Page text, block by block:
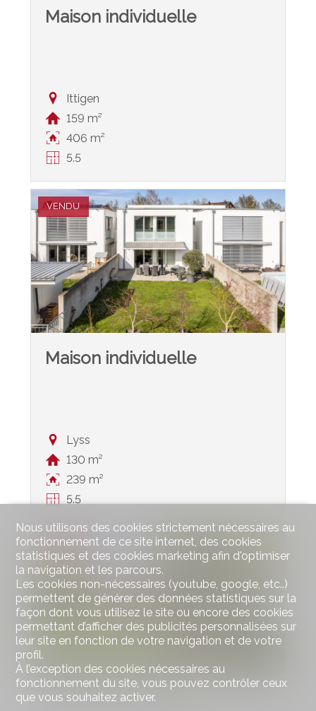
Maison individuelle
Ittigen
159 m²
406 m²
5.5
VENDU
Maison individuelle
Lyss
130 m²
239 m²
5.5
VENDU
Maison individuelle
Nous utilisons des cookies strictement nécessaires au
fonctionnement de ce site internet, des cookies
statistiques et des cookies marketing afin d'optimiser
la navigation et les parcours.
Les cookies non-nécessaires (youtube, google, etc..)
permettent de générer des données statistiques sur la
façon dont vous utilisez le site ou encore des cookies
permettant d’afficher des publicités personnalisées sur
leur site en fonction de votre navigation et de votre
profil.
À l’exception des cookies nécessaires au
fonctionnement du site, vous pouvez contrôler ceux
que vous souhaitez activer.